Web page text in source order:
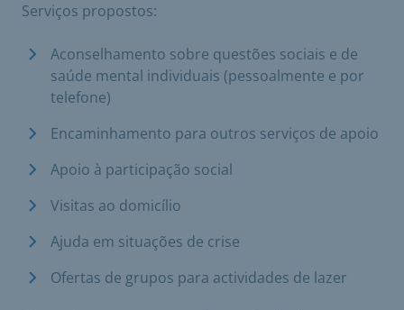
Serviços propostos:
Aconselhamento sobre questões sociais e de
saúde mental individuais (pessoalmente e por
telefone)
Encaminhamento para outros serviços de apoio
Apoio à participação social
Visitas ao domicílio
Ajuda em situações de crise
Ofertas de grupos para actividades de lazer